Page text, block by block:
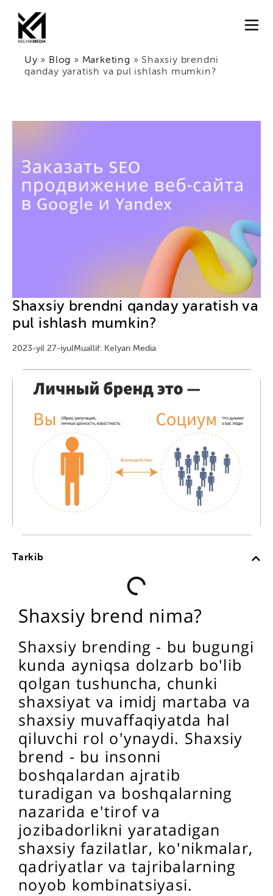
Uy » Blog » Marketing » Shaxsiy brendni
qanday yaratish va pul ishlash mumkin?
Shaxsiy brendni qanday yaratish va
pul ishlash mumkin?
2023-yil 27-iyulMuallif: Kelyan Media
Tarkib
Shaxsiy brend nima?
Shaxsiy brending - bu bugungi
kunda ayniqsa dolzarb bo'lib
qolgan tushuncha, chunki
shaxsiyat va imidj martaba va
shaxsiy muvaffaqiyatda hal
qiluvchi rol o'ynaydi. Shaxsiy
brend - bu insonni
boshqalardan ajratib
turadigan va boshqalarning
nazarida e'tirof va
jozibadorlikni yaratadigan
shaxsiy fazilatlar, ko'nikmalar,
qadriyatlar va tajribalarning
noyob kombinatsiyasi.